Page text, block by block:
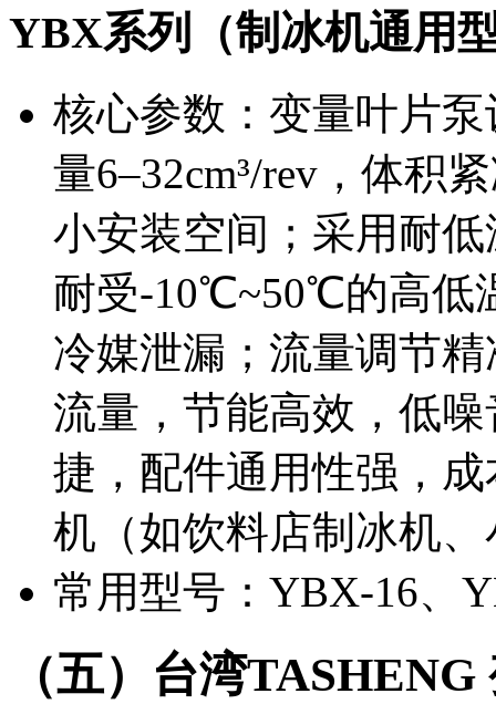
YBX系列（制冰机通用
核心参数：变量叶片
量6–32cm³/rev，体积
小安装空间；采用耐
耐受-10℃~50℃的高低
冷媒泄漏；流量调节
流量，节能高效，低
捷，配件通用性强，
机（如饮料店制冰机
常用型号：YBX-16、
（五）台湾